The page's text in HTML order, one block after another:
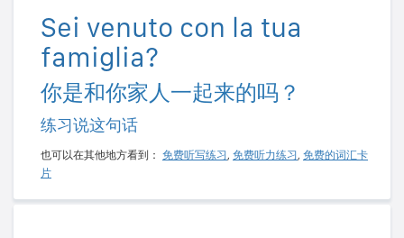
Sei venuto con la tua
famiglia?
你是和你家人一起来的吗？
练习说这句话
也可以在其他地方看到： 免费听写练习, 免费听力练习, 免费的词汇卡
片